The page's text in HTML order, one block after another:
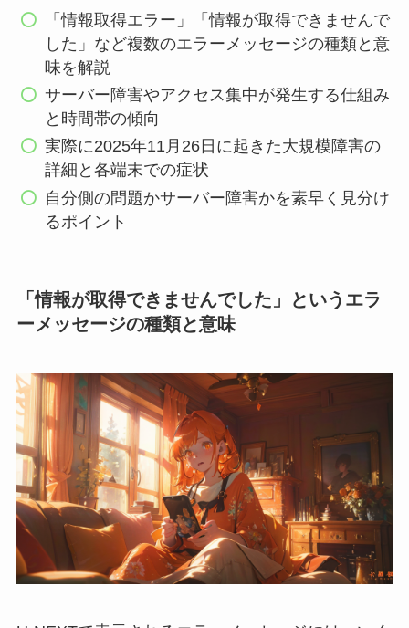
「情報取得エラー」「情報が取得できませんで
した」など複数のエラーメッセージの種類と意
味を解説
サーバー障害やアクセス集中が発生する仕組み
と時間帯の傾向
実際に2025年11月26日に起きた大規模障害の
詳細と各端末での症状
自分側の問題かサーバー障害かを素早く見分け
るポイント
「情報が取得できませんでした」というエラ
ーメッセージの種類と意味